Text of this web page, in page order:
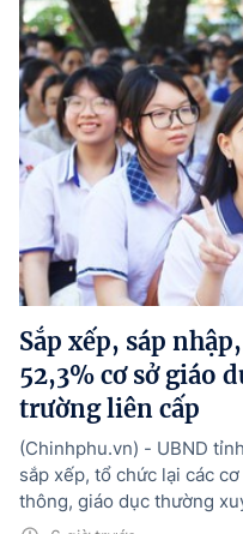
Sắp xếp, sáp
52,3% cơ sở giáo
trường liên cấp
(Chinhphu.vn) - UBND
sắp xếp, tổ chức lại các cơ
thông, giáo dục thường